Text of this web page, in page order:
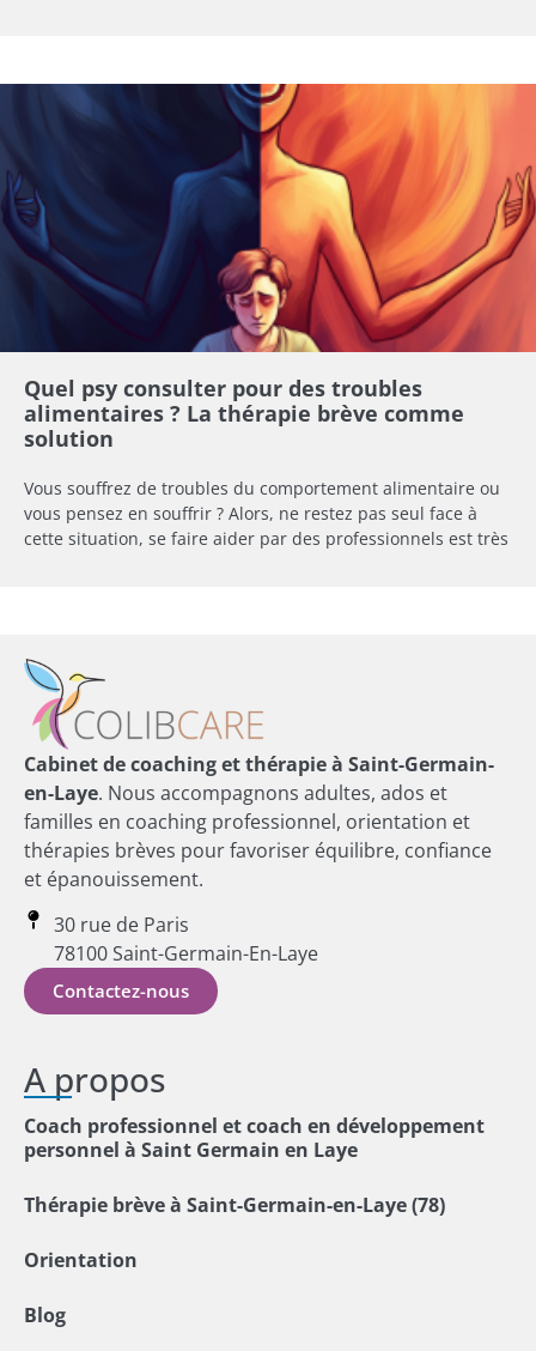
Quel psy consulter pour des troubles
alimentaires ? La thérapie brève comme
solution
Vous souffrez de troubles du comportement alimentaire ou
vous pensez en souffrir ? Alors, ne restez pas seul face à
cette situation, se faire aider par des professionnels est très
Cabinet de coaching et thérapie à Saint-Germain-
en-Laye. Nous accompagnons adultes, ados et
familles en coaching professionnel, orientation et
thérapies brèves pour favoriser équilibre, confiance
et épanouissement.
30 rue de Paris
78100 Saint-Germain-En-Laye
Contactez-nous
A propos
Coach professionnel et coach en développement
personnel à Saint Germain en Laye
Thérapie brève à Saint-Germain-en-Laye (78)
Orientation
Blog